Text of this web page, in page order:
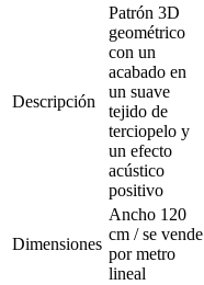
Descripción
Patrón 3D
geométrico
con un
acabado en
un suave
tejido de
terciopelo y
un efecto
acústico
positivo
Dimensiones
Ancho 120
cm / se vende
por metro
lineal